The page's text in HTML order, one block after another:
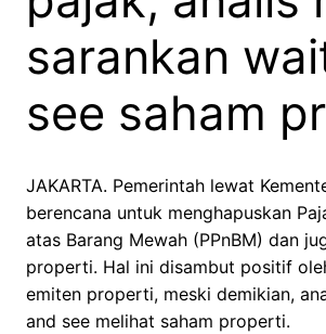
sarankan
see saham
JAKARTA. Pemerintah lewat
berencana untuk menghapuskan
atas Barang Mewah (PPnBM) dan
properti. Hal ini disambut positif
emiten properti, meski demikian,
and see melihat saham properti.